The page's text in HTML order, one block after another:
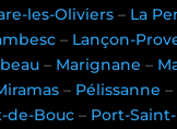
les-Oliviers – La
– Lançon-
– Marignane –
– Pélissanne –
de-Bouc – Port-